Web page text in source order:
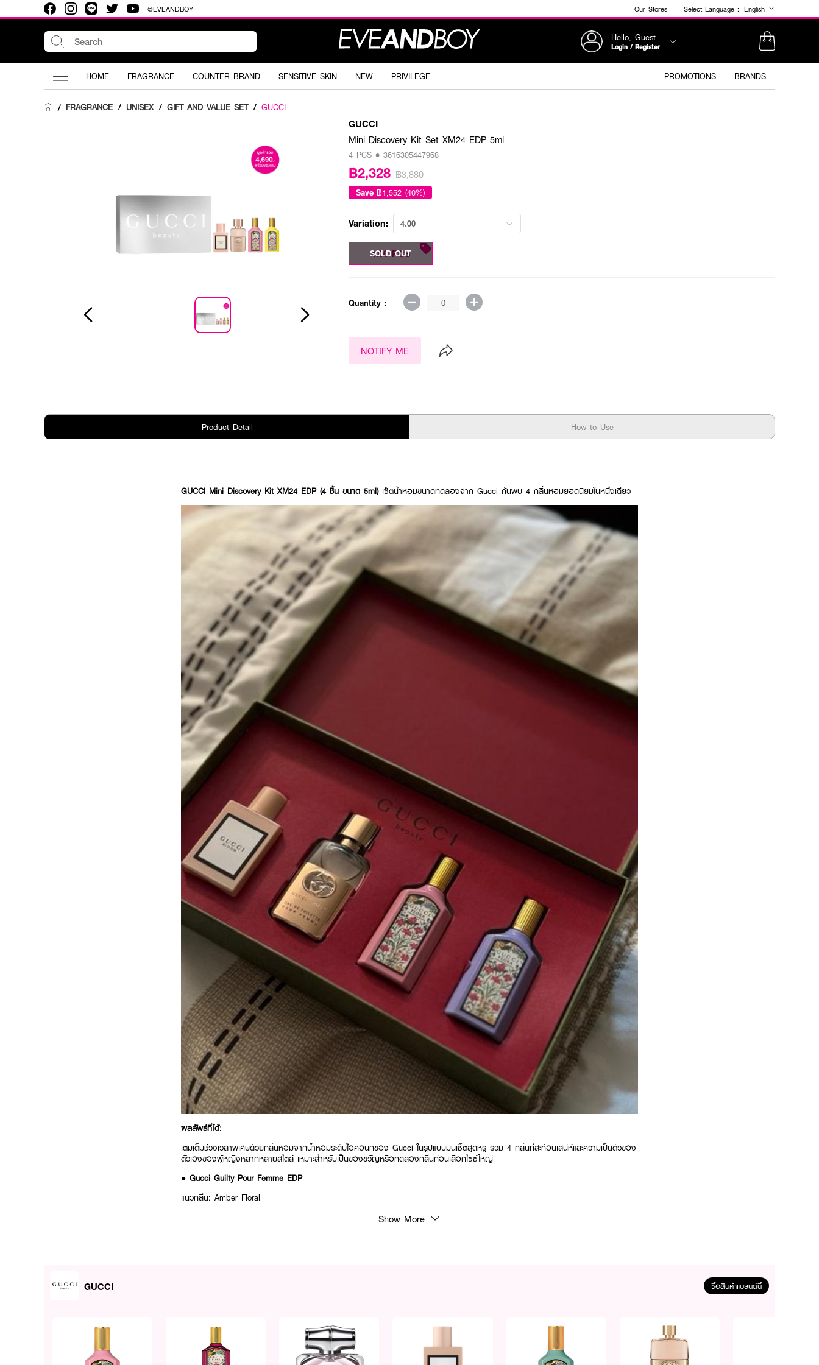
@EVEANDBOY Our Stores Select Language : English
Hello, Guest
Login / Register
HOME FRAGRANCE COUNTER BRAND SENSITIVE SKIN NEW PRIVILEGE PROMOTIONS BRANDS
/ FRAGRANCE / UNISEX / GIFT AND VALUE SET / GUCCI
GUCCI
Mini Discovery Kit Set XM24 EDP 5ml
4 PCS • 3616305447968
฿2,328 ฿3,880
Save ฿1,552 (40%)
Variation: 4.00
4.00 PCS
SOLD OUT
Quantity :
NOTIFY ME
Product Detail How to Use
GUCCI Mini Discovery Kit XM24 EDP (4 ชิ้น ขนาด 5ml) เซ็ตน้ำหอมขนาดทดลองจาก Gucci ค้นพบ 4 กลิ่นหอมยอดนิยมในหนึ่งเดียว
ผลลัพธ์ที่ได้:
เติมเต็มช่วงเวลาพิเศษด้วยกลิ่นหอมจากน้ำหอมระดับไอคอนิกของ Gucci ในรูปแบบมินิเซ็ตสุดหรู รวม 4 กลิ่นที่สะท้อนเสน่ห์และความเป็นตัวของ
ตัวเองของผู้หญิงหลากหลายสไตล์ เหมาะสำหรับเป็นของขวัญหรือทดลองกลิ่นก่อนเลือกไซซ์ใหญ่
● Gucci Guilty Pour Femme EDP
แนวกลิ่น: Amber Floral
กลิ่นเปิดด้วย Pink Pepper สดชื่น ผสานความนุ่มนวลของ Lilac และจบด้วยกลิ่น Amber และ Patchouli
หอมสดใสด้วย Pear Blossom และ Gardenia พร้อมกลิ่นละมุนของ Jasmine และความหวานจาก Brown Sugar
● Gucci Flora Gorgeous Orchid EDP
Show More
GUCCI ซื้อสินค้าแบรนด์นี้